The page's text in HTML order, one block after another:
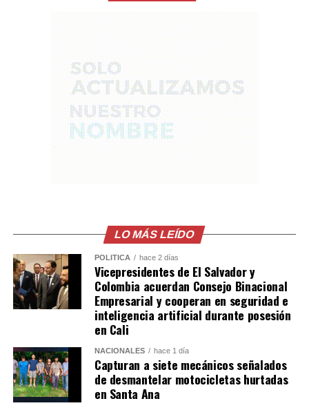
— Insider City
(@InsiderCity_Ar)July
24, 2026
Uno de los momentos que más llamó la atención fue la
participación de Haaland en el tradicional “viking row”,
una celebración popularizada por jugadores y
aficionados noruegos durante el Mundial 2026. El
atacante del Manchester City dirigió la coreografía
mientras los invitados remaban sentados sobre el suelo
Erling Haaland brought
the ‘viking row’ to
Gianluigi
Donnarumma’s
wedding
pic.twitter.com/HP6MLIDybX
— Sky Sports Premier
LO MÁS LEÍDO
POLÍTICA hace 2 días
Vicepresidentes de El Salvador y
Colombia acuerdan Consejo Binacional
Empresarial y cooperan en seguridad e
inteligencia artificial durante posesión
en Cali
NACIONALES hace 1 día
Capturan a siete mecánicos señalados
de desmantelar motocicletas hurtadas
en Santa Ana